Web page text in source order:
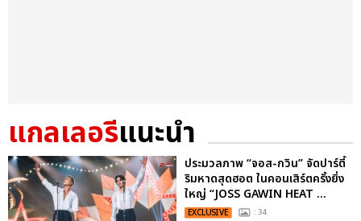
แกลเลอรีแนะนำ
ประมวลภาพ “จอส-กวิน” จัดปาร์ตี้
ริมหาดสุดฮอต ในคอนเสิร์ตครั้งยิ่ง
ใหญ่ “JOSS GAWIN HEAT ...
EXCLUSIVE : 34